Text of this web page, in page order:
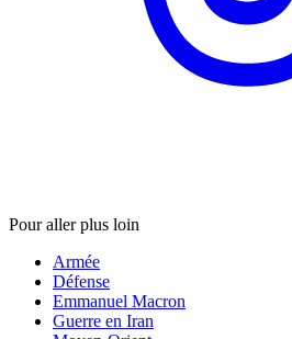
Pour aller plus loin
Armée
Défense
Emmanuel Macron
Guerre en Iran